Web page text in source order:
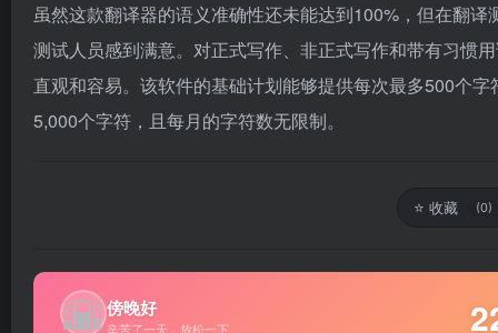
虽然这款翻译器的语义准确性还未能达到100%，但在翻
测试人员感到满意。对正式写作、非正式写作和带有习惯
直观和容易。该软件的基础计划能够提供每次最多500个
5,000个字符，且每月的字符数无限制。
⭐ 收藏 (0)
🌇傍晚好
辛苦了一天，放松一下